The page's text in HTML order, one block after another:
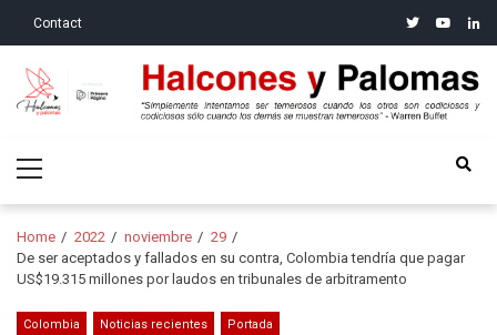
Contact twitteryoutube
Halcones y Palomas
Menu
Home 2022 noviembre
29
De ser aceptados y fallados en su contra, Colombia tendría que pagar
US$19.315 millones por laudos en tribunales de arbitramento
Colombia Noticias recientes Portada